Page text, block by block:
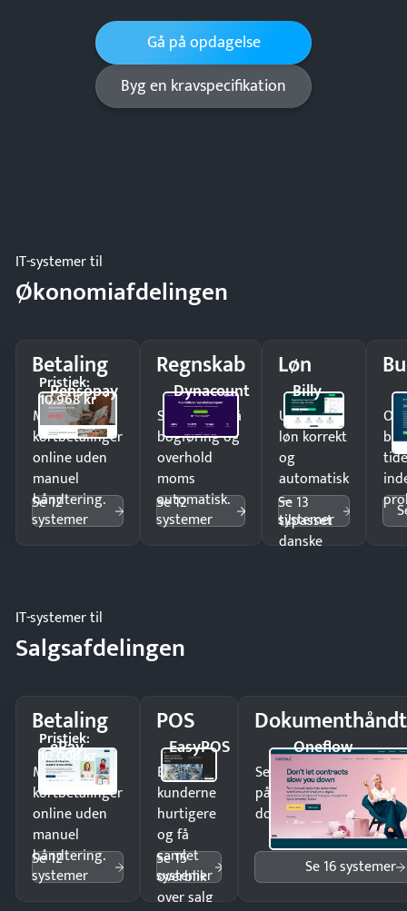
Gå på opdagelse
Byg en kravspecifikation
IT-systemer til
Økonomiafdelingen
Betaling
Pensopay
Pristjek:
10.968 kr
Modtag
kortbetalinger
online uden
manuel
håndtering.
Se 12
systemer
Regnskab
Dynacount
Spar timer på
bogføring og
overhold
moms
automatisk.
Se 12
systemer
Løn
Billy
Udbetal
løn korrekt
og
automatisk
—
tilpasset
danske
Se 13
systemer
IT-systemer til
Salgsafdelingen
Betaling
ePay
Pristjek:
10.008 kr
Modtag
kortbetalinger
online uden
manuel
håndtering.
Se 12
systemer
POS
EasyPOS
Ekspedér
kunderne
hurtigere
og få
samlet
overblik
over salg
Se 15
systemer
Oneflow
Send kontrakter til
på minutter og mist
dokumenter.
Se 16 systemer